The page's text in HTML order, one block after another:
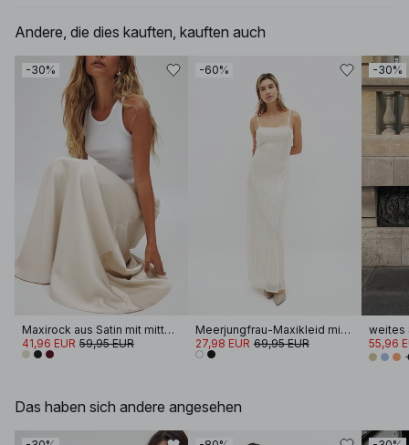
Andere, die dies kauften, kauften auch
-30%
Maxirock aus Satin mit mittelhoher Taille
41,96 EUR 59,95 EUR
-60%
Meerjungfrau-Maxikleid mit Pailletten
27,98 EUR 69,95 EUR
-30%
55,96
Das haben sich andere angesehen